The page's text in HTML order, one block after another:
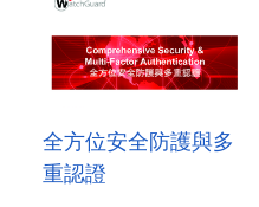
全方位安全防護與多
重認證